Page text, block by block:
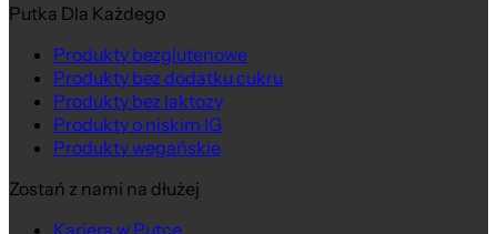
Putka Dla Każdego
Produkty bezglutenowe
Produkty bez dodatku cukru
Produkty bez laktozy
Produkty o niskim IG
Produkty wegańskie
Zostań z nami na dłużej